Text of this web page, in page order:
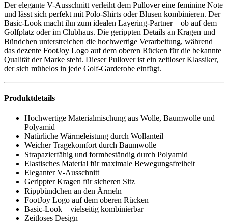
Der elegante V-Ausschnitt verleiht dem Pullover eine feminine Note
und lässt sich perfekt mit Polo-Shirts oder Blusen kombinieren. Der
Basic-Look macht ihn zum idealen Layering-Partner – ob auf dem
Golfplatz oder im Clubhaus. Die gerippten Details an Kragen und
Bündchen unterstreichen die hochwertige Verarbeitung, während
das dezente FootJoy Logo auf dem oberen Rücken für die bekannte
Qualität der Marke steht. Dieser Pullover ist ein zeitloser Klassiker,
der sich mühelos in jede Golf-Garderobe einfügt.
Produktdetails
Hochwertige Materialmischung aus Wolle, Baumwolle und
Polyamid
Natürliche Wärmeleistung durch Wollanteil
Weicher Tragekomfort durch Baumwolle
Strapazierfähig und formbeständig durch Polyamid
Elastisches Material für maximale Bewegungsfreiheit
Eleganter V-Ausschnitt
Gerippter Kragen für sicheren Sitz
Rippbündchen an den Ärmeln
FootJoy Logo auf dem oberen Rücken
Basic-Look – vielseitig kombinierbar
Zeitloses Design